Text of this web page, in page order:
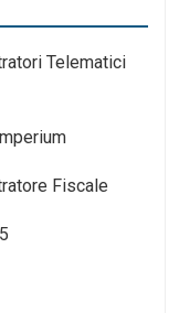
Telematici
Fiscale